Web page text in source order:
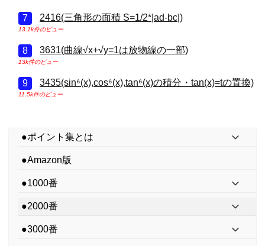
2416(三角形の面積 S=1/2*|ad-bc|)
13.1k件のビュー
3631(曲線√x+√y=1は放物線の一部)
13k件のビュー
3435(sin⁶(x),cos⁶(x),tan⁶(x)の積分・tan(x)=tの置換)
11.5k件のビュー
●ポイント集とは
●Amazon版
●1000番
●2000番
●3000番